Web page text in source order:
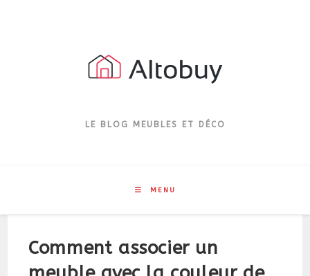
LE BLOG MEUBLES ET DÉCO
MENU
Comment associer un